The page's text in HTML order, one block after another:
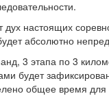
дух настоящих
абсолютно
3 этапа по 3
будет
общее время